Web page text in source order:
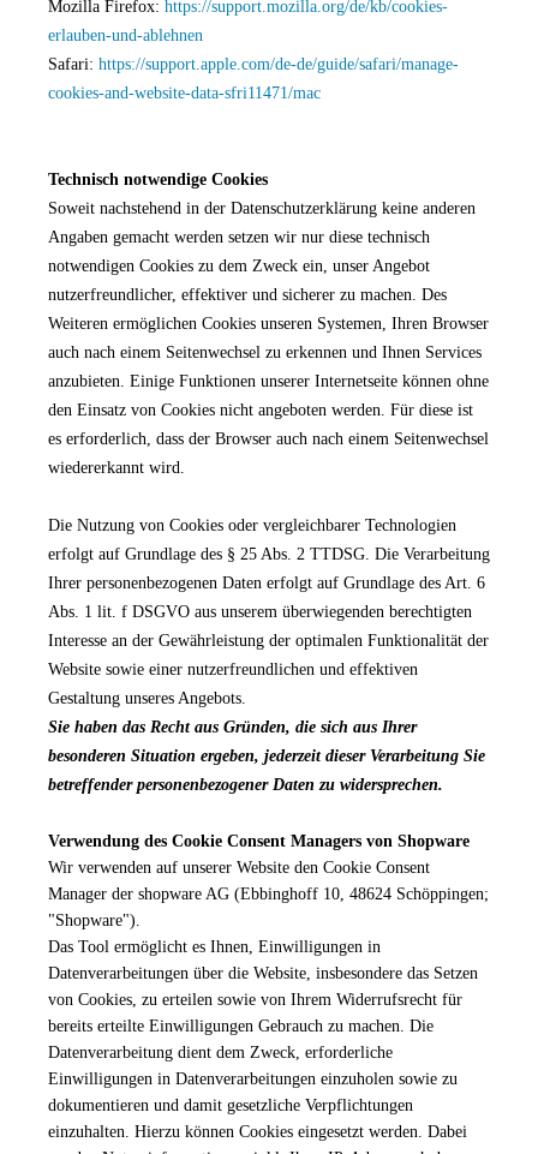
Mozilla Firefox: https://support.mozilla.org/de/kb/cookies-
erlauben-und-ablehnen
Safari: https://support.apple.com/de-de/guide/safari/manage-
cookies-and-website-data-sfri11471/mac
Technisch notwendige Cookies
Soweit nachstehend in der Datenschutzerklärung keine anderen
Angaben gemacht werden setzen wir nur diese technisch
notwendigen Cookies zu dem Zweck ein, unser Angebot
nutzerfreundlicher, effektiver und sicherer zu machen. Des
Weiteren ermöglichen Cookies unseren Systemen, Ihren Browser
auch nach einem Seitenwechsel zu erkennen und Ihnen Services
anzubieten. Einige Funktionen unserer Internetseite können ohne
den Einsatz von Cookies nicht angeboten werden. Für diese ist
es erforderlich, dass der Browser auch nach einem Seitenwechsel
wiedererkannt wird.
Die Nutzung von Cookies oder vergleichbarer Technologien
erfolgt auf Grundlage des § 25 Abs. 2 TTDSG. Die Verarbeitung
Ihrer personenbezogenen Daten erfolgt auf Grundlage des Art. 6
Abs. 1 lit. f DSGVO aus unserem überwiegenden berechtigten
Interesse an der Gewährleistung der optimalen Funktionalität der
Website sowie einer nutzerfreundlichen und effektiven
Gestaltung unseres Angebots.
Sie haben das Recht aus Gründen, die sich aus Ihrer
besonderen Situation ergeben, jederzeit dieser Verarbeitung Sie
betreffender personenbezogener Daten zu widersprechen.
Verwendung des Cookie Consent Managers von Shopware
Wir verwenden auf unserer Website den Cookie Consent
Manager der shopware AG (Ebbinghoff 10, 48624 Schöppingen;
"Shopware").
Das Tool ermöglicht es Ihnen, Einwilligungen in
Datenverarbeitungen über die Website, insbesondere das Setzen
von Cookies, zu erteilen sowie von Ihrem Widerrufsrecht für
bereits erteilte Einwilligungen Gebrauch zu machen. Die
Datenverarbeitung dient dem Zweck, erforderliche
Einwilligungen in Datenverarbeitungen einzuholen sowie zu
dokumentieren und damit gesetzliche Verpflichtungen
einzuhalten. Hierzu können Cookies eingesetzt werden. Dabei